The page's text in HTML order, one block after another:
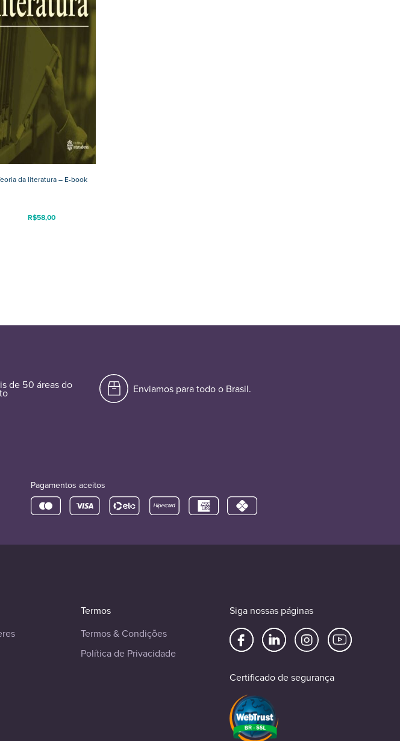
da literatura – E-book
R$58,00
de 50 áreas do Enviamos para todo o Brasil.
Pagamentos aceitos
Termos
Termos & Condições
Política de Privacidade
Siga nossas páginas
Certificado de segurança